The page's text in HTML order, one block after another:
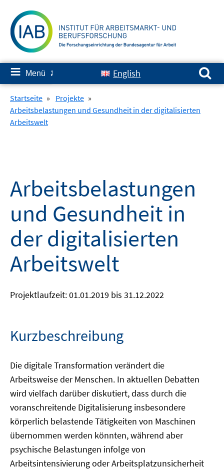
zum
Inhalt
≡ Menü ✘ English
Suchen nach:
Startseite » Projekte »
Arbeitsbelastungen und Gesundheit in der digitalisierten
Arbeitswelt
Arbeitsbelastungen
und Gesundheit in
der digitalisierten
Arbeitswelt
Projektlaufzeit: 01.01.2019 bis 31.12.2022
Kurzbeschreibung
Die digitale Transformation verändert die
Arbeitsweise der Menschen. In aktuellen Debatten
wird vielfach darüber diskutiert, dass durch die
voranschreitende Digitalisierung insbesondere
körperlich belastende Tätigkeiten von Maschinen
übernommen werden könnten, während aber
psychische Belastungen infolge von
Arbeitsintensivierung oder Arbeitsplatzunsicherheit